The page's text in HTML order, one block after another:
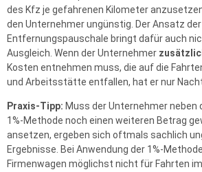
des Kfz je gefahrenen Kilometer
den Unternehmer ungünstig. Der Ansatz der
Entfernungspauschale bringt dafür auch
Ausgleich. Wenn der Unternehmer
Kosten entnehmen muss, die auf die
und Arbeitsstätte entfallen, hat er nur
Praxis-Tipp: Muss der Unternehmer neben
1%-Methode noch einen weiteren Betrag
ansetzen, ergeben sich oftmals sachlich
Ergebnisse. Bei Anwendung der 1%-
Firmenwagen möglichst nicht für Fahrten